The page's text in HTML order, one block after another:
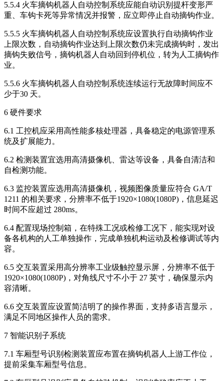
5.5.4 火车摘钩机器人自动控制系统应能自动识别提杆变形严
重、车钩卡死等异常情况并报警，应立即停止自动摘钩作业。
5.5.5 火车摘钩机器人自动控制系统应设置执行自动摘钩作业
上限次数，自动摘钩作业达到上限次数仍未完成摘钩时，发出
摘钩失败信号，摘钩机器人自动回到停机位，转为人工摘钩作
业。
5.5.6 火车摘钩机器人自动控制系统连续运行无故障时间应不
少于30 天。
6 硬件要求
6.1 工控机应采用高性能多核处理器，具备稳定的电源管理系
统及扩展能力。
6.2 检测装置宜选用高清摄像机、雷达等设备，具备自清洁和
自检测功能。
6.3 监控装置应选用高清摄像机，视频图像质量应符合 GA/T
1211 的相关要求，分辨率不低于1920×1080(1080P)，信息延迟
时间不应超过 280ms。
6.4 配置现场控制箱，在特殊工况或检修工况下，能实现对设
备各机构的人工单独操作，完成单独机构运动及检修调试等内
容。
6.5 交互装置采用高分辨率工业级触控显示屏，分辨率不低于
1920×1080(1080P)，对角线尺寸不小于 27 英寸，确保显示内
容清晰。
6.6 交互装置应设置简洁明了的操作界面，支持多语言显示，
满足不同地区操作人员的需求。
7 智能识别子系统
7.1 车厢型号识别检测装置应布置在摘钩机器人上游工作位，
提前采集车厢型号信息。